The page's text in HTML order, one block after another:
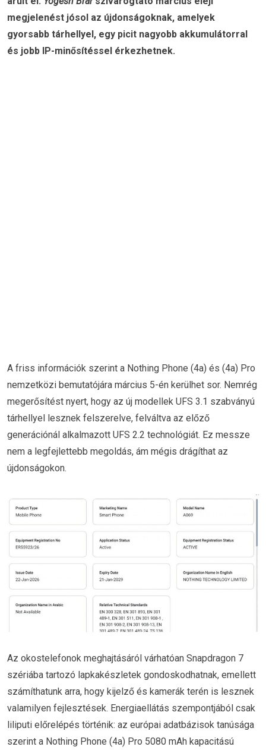
megjelenést jósol az újdonságoknak, amelyek
gyorsabb tárhellyel, egy picit nagyobb akkumulátorral
és jobb IP-minősítéssel érkezhetnek.
A friss információk szerint a Nothing Phone (4a) és (4a) Pro
nemzetközi bemutatójára március 5-én kerülhet sor. Nemrég
megerősítést nyert, hogy az új modellek UFS 3.1 szabványú
tárhellyel lesznek felszerelve, felváltva az előző
generációnál alkalmazott UFS 2.2 technológiát. Ez messze
nem a legfejlettebb megoldás, ám mégis drágíthat az
újdonságokon.
Az okostelefonok meghajtásáról várhatóan Snapdragon 7
szériába tartozó lapkakészletek gondoskodhatnak, emellett
számíthatunk arra, hogy kijelző és kamerák terén is lesznek
valamilyen fejlesztések. Energiaellátás szempontjából csak
liliputi előrelépés történik: az európai adatbázisok tanúsága
szerint a Nothing Phone (4a) Pro 5080 mAh kapacitású